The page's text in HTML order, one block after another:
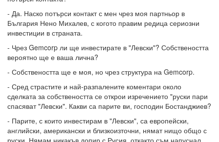
- Да. Наско потърси контакт с мен чрез моя партньор в
България Нено Михалев, с когото правим редица сериозни
инвестиции в страната.
- Чрез Gemcorp ли ще инвестирате в "Левски"? Собствеността
вероятно ще е ваша лична?
- Собствеността ще е моя, но чрез структура на Gemcorp.
- Сред страстите и най-разпалените коментари около
сделката за собствеността се открои изречението "руски пари
спасяват "Левски". Какви са парите ви, господин Бостанджиев?
- Парите, с които инвестирам в "Левски", са европейски,
английски, американски и близкоизточни, нямат нищо общо с